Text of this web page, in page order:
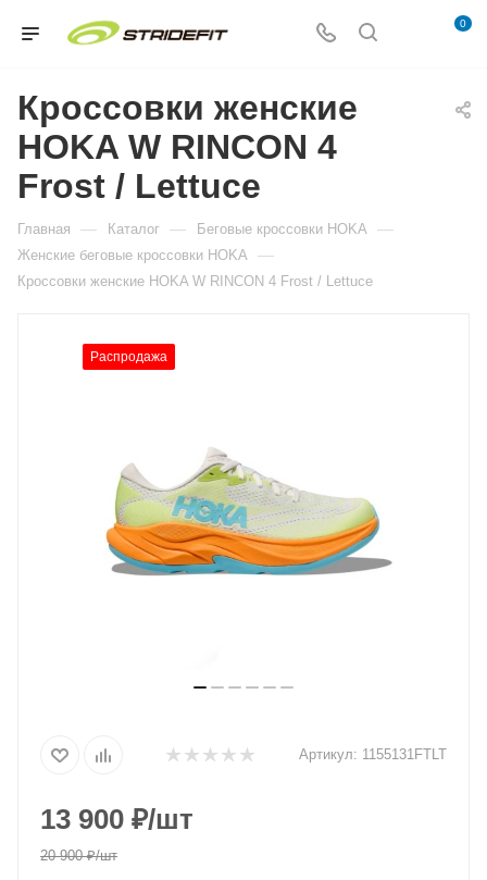
0
Кроссовки женские
HOKA W RINCON 4
Frost / Lettuce
Главная — Каталог — Беговые кроссовки HOKA —
Женские беговые кроссовки HOKA —
Кроссовки женские HOKA W RINCON 4 Frost / Lettuce
Распродажа
Артикул: 1155131FTLT
13 900 ₽/шт
20 900₽/шт